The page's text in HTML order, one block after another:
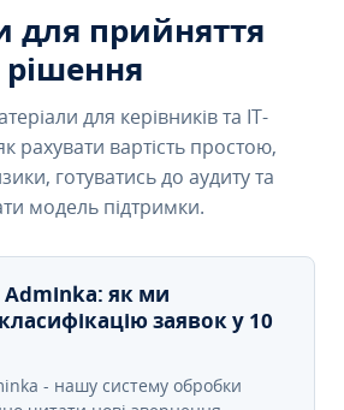
для прийняття
рішення
для керівників та IT-
рахувати вартість простою,
готуватись до аудиту та
модель підтримки.
Adminka: як ми
заявок у 10
- нашу систему обробки